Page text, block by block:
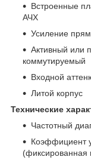
Встроенные
АЧХ
Усиление
Активный или
коммутируемый
Входной
Литой корпус
Технические
Частотный
Коэффициент
(фиксированная